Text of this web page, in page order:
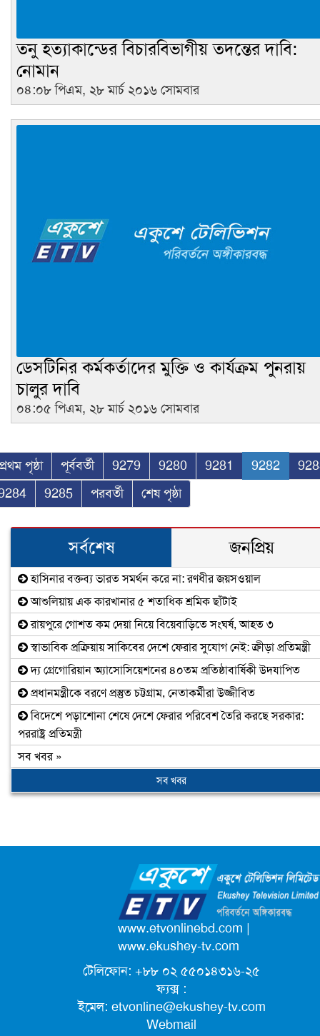
তনু হত্যাকান্ডের বিচারবিভাগীয় তদন্তের দাবি:
নোমান
০৪:০৮ পিএম, ২৮ মার্চ ২০১৬ সোমবার
ডেসটিনির কর্মকর্তাদের মুক্তি ও কার্যক্রম পুনরায়
চালুর দাবি
০৪:০৫ পিএম, ২৮ মার্চ ২০১৬ সোমবার
পৃষ্ঠা পূর্ববর্তী 9279 9280 9281 9282
9285 পরবর্তী শেষ পৃষ্ঠা
সর্বশেষ জনপ্রিয়
হাসিনার বক্তব্য ভারত সমর্থন করে না: রণধীর জয়সওয়াল
আশুলিয়ায় এক কারখানার ৫ শতাধিক শ্রমিক ছাঁটাই
রায়পুরে গোশত কম দেয়া নিয়ে বিয়েবাড়িতে সংঘর্ষ, আহত ৩
স্বাভাবিক প্রক্রিয়ায় সাকিবের দেশে ফেরার সুযোগ নেই: ক্রীড়া প্রতিমন্ত্রী
দ্য গ্রেগোরিয়ান অ্যাসোসিয়েশনের ৪০তম প্রতিষ্ঠাবার্ষিকী উদযাপিত
প্রধানমন্ত্রীকে বরণে প্রস্তুত চট্টগ্রাম, নেতাকর্মীরা উজ্জীবিত
বিদেশে পড়াশোনা শেষে দেশে ফেরার পরিবেশ তৈরি করছে সরকার:
পররাষ্ট্র প্রতিমন্ত্রী
সব খবর »
সব খবর
www.etvonlinebd.com |
www.ekushey-tv.com
টেলিফোন: +৮৮ ০২ ৫৫০১৪৩১৬-২৫
ফ্যক্স :
ইমেল: etvonline@ekushey-tv.com
Webmail